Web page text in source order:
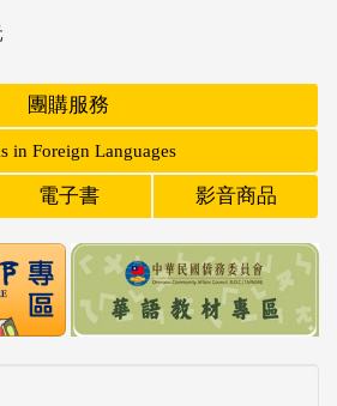
團購服務
in Foreign Languages
電子書 影音商品